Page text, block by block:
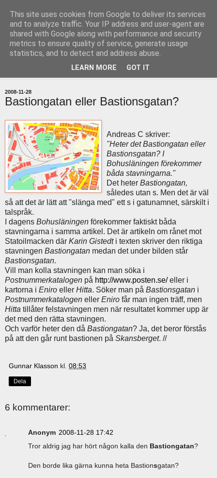
uddevallabloggen.se
med stort och smått från Uddevallas horisont
2008-11-28
Bastiongatan eller Bastionsgatan?
Andreas C skriver:
"Heter det Bastiongatan eller
Bastionsgatan? I
Bohusläningen förekommer
båda stavningarna."
Det heter Bastiongatan,
således utan s. Men det är väl
så att det är lätt att "slänga med" ett s i gatunamnet, särskilt i
talspråk.
I dagens Bohusläningen förekommer faktiskt båda
stavningarna i samma artikel. Det är artikeln om rånet mot
Statoilmacken där Karin Gistedti texten skriver den riktiga
stavningen Bastiongatan medan det under bilden står
Bastionsgatan.
Vill man kolla stavningen kan man söka i
Postnummerkatalogen på http://www.posten.se/eller i
kartorna i Eniro eller Hitta. Söker man på Bastionsgatan i
Postnummerkatalogen eller Eniro får man ingen träff, men
Hitta tillåter felstavningen men när resultatet kommer upp är
det med den rätta stavningen.
Och varför heter den då Bastiongatan? Ja, det beror förstås
på att den går runt bastionen på Skansberget. //
Gunnar Klasson kl. 08:53
Dela
6 kommentarer:
Anonym 2008-11-28 17:42
Tror aldrig jag har hört någon kalla den Bastiongatan?
Den borde lika gärna kunna heta Bastionsgatan?
This site uses cookies from Google to deliver its services
and to analyze traffic. Your IP address and user-agent are
shared with Google along with performance and security
metrics to ensure quality of service, generate usage
statistics, and to detect and address abuse.
LEARN MORE GOT IT